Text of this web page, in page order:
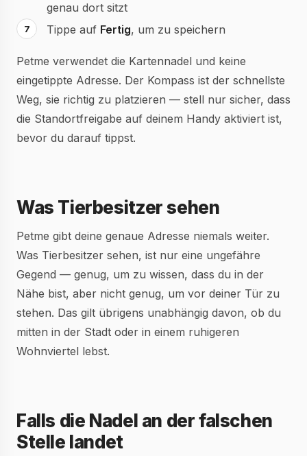
genau dort sitzt
Tippe auf Fertig, um zu speichern
Petme verwendet die Kartennadel und keine
eingetippte Adresse. Der Kompass ist der schnellste
Weg, sie richtig zu platzieren — stell nur sicher, dass
die Standortfreigabe auf deinem Handy aktiviert ist,
bevor du darauf tippst.
Was Tierbesitzer sehen
Petme gibt deine genaue Adresse niemals weiter.
Was Tierbesitzer sehen, ist nur eine ungefähre
Gegend — genug, um zu wissen, dass du in der
Nähe bist, aber nicht genug, um vor deiner Tür zu
stehen. Das gilt übrigens unabhängig davon, ob du
mitten in der Stadt oder in einem ruhigeren
Wohnviertel lebst.
Falls die Nadel an der falschen
Stelle landet